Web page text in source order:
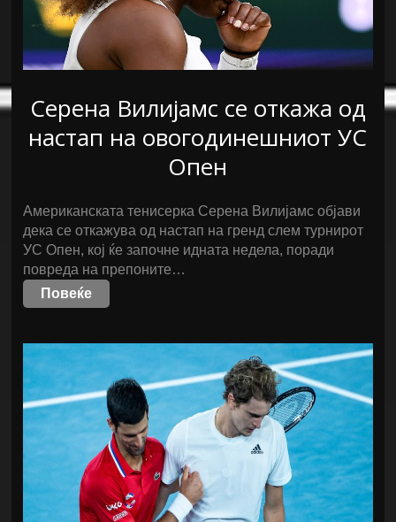
Серена Вилијамс се откажа од
настап на овогодинешниот УС
Опен
Американската тенисерка Серена Вилијамс објави
дека се откажува од настап на гренд слем турнирот
УС Опен, кој ќе започне идната недела, поради
повреда на препоните…
Повеќе